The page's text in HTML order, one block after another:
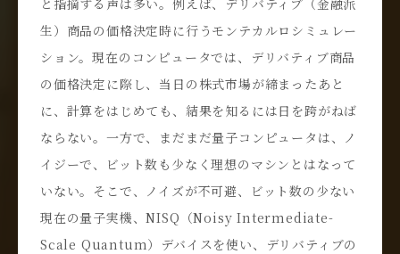
生）商品の価格決定時に行うモンテカルロシミュレー
ション。現在のコンピュータでは、デリバティブ商品
の価格決定に際し、当日の株式市場が締まったあと
に、計算をはじめても、結果を知るには日を跨がねば
ならない。一方で、まだまだ量子コンピュータは、ノ
イジーで、ビット数も少なく理想のマシンとはなって
いない。そこで、ノイズが不可避、ビット数の少ない
現在の量子実機、NISQ（Noisy Intermediate-
Scale Quantum）デバイスを使い、デリバティブの